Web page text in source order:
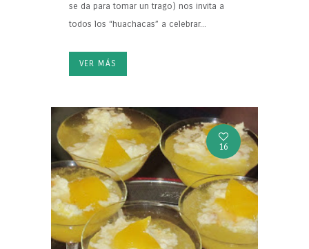
se da para tomar un trago) nos invita a
todos los “huachacas” a celebrar...
VER MÁS
16